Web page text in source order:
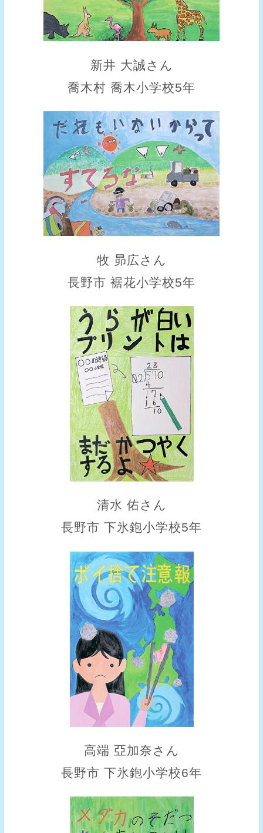
新井 大誠さん
喬木村 喬木小学校5年
牧 昴広さん
長野市 裾花小学校5年
清水 佑さん
長野市 下氷鉋小学校5年
高端 亞加奈さん
長野市 下氷鉋小学校6年